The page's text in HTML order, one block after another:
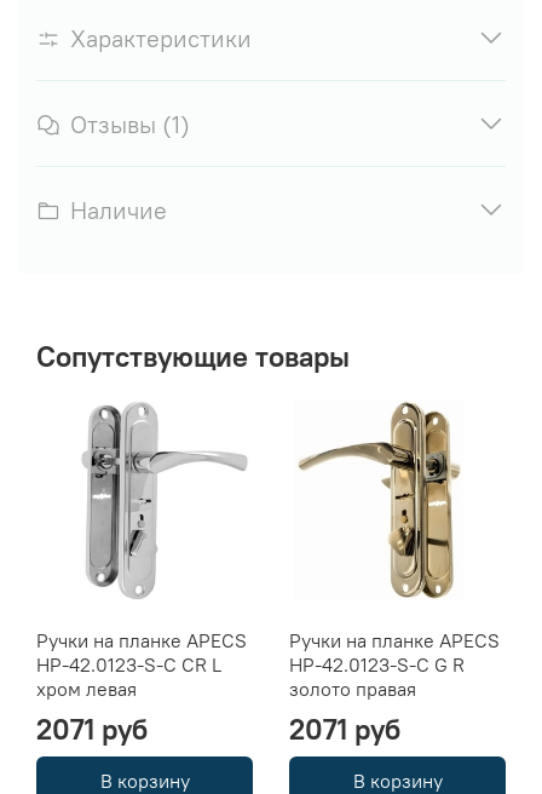
Характеристики
Отзывы (1)
Наличие
Сопутствующие товары
Ручки на планке APECS
HP-42.0123-S-C CR L
хром левая
2071 руб
В корзину
Ручки на планке APECS
HP-42.0123-S-C G R
золото правая
2071 руб
В корзину